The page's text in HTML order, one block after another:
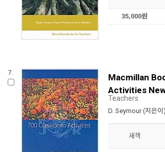
35,000원
7. Macmillan
Activities
Teachers
D. Seymour(지은이
새책